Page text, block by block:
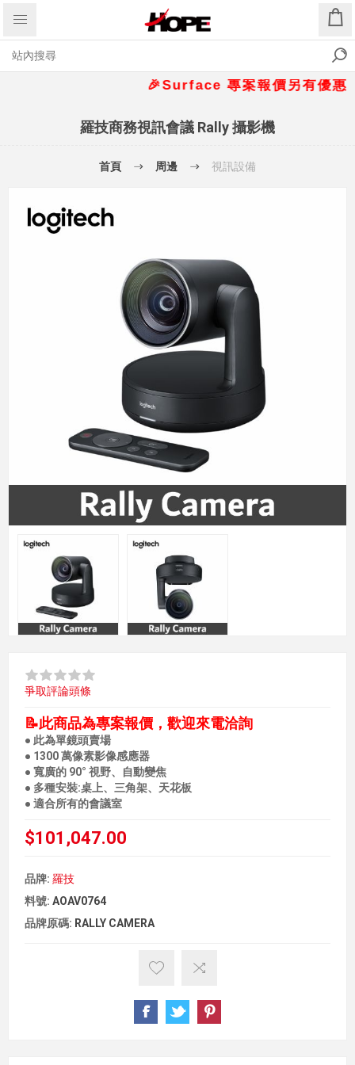
🎉Surface 專案報價另有優惠
羅技商務視訊會議 Rally 攝影機
首頁 周邊 視訊設備
爭取評論頭條
📝此商品為專案報價，歡迎來電洽詢
● 此為單鏡頭賣場
● 1300 萬像素影像感應器
● 寬廣的 90° 視野、自動變焦
● 多種安裝:桌上、三角架、天花板
● 適合所有的會議室
$101,047.00
品牌: 羅技
料號: AOAV0764
品牌原碼: RALLY CAMERA